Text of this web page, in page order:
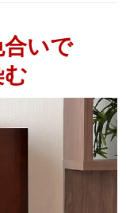
いで
む